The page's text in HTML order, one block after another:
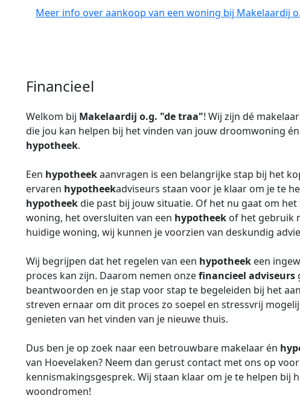
Meer info over aankoop van een woning bij Makelaardij
Financieel
Welkom bij Makelaardij o.g. "de traa"! Wij zijn dé
die jou kan helpen bij het vinden van jouw droomwoning
hypotheek.
Een hypotheekaanvragen is een belangrijke stap bij het
ervaren hypotheekadviseurs staan voor je klaar om je te
hypotheekdie past bij jouw situatie. Of het nu gaat om
woning, het oversluiten van een hypotheek of het gebruik
huidige woning, wij kunnen je voorzien van deskundig
Wij begrijpen dat het regelen van een hypotheek een
proces kan zijn. Daarom nemen onzefinancieel adviseurs
beantwoorden en je stap voor stap te begeleiden bij het
streven ernaar om dit proces zo soepel en stressvrij
genieten van het vinden van je nieuwe thuis.
Dus ben je op zoek naar een betrouwbare makelaar én
van Hoevelaken? Neem dan gerust contact met ons op
kennismakingsgesprek. Wij staan klaar om je te helpen bij
woondromen!